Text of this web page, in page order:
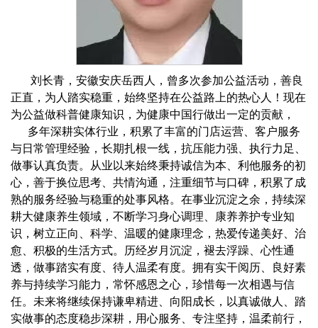
刘长青，安徽安庆岳西人，曾多次参加公益活动，善良
正直，为人踏实稳重，始终坚持在公益路上的热心人！现在
为公益做科普健康知识，为健康中国行做出一定的贡献，
多年深耕实体行业，积累了丰富的门店运营、客户服务
与日常管理经验，长期扎根一线，抗压能力强、执行力足、
做事认真负责。从业以来始终秉持诚信为本、利他服务的初
心，善于换位思考、共情沟通，注重细节与口碑，积累了成
熟的服务经验与稳重的处事风格。在事业沉淀之余，持续深
耕大健康养生领域，不断学习身心调理、康养养护专业知
识，树立正向、科学、温暖的健康理念，热爱传递美好、治
愈、积极的生活方式。历经岁月沉淀，褪去浮躁、心性通
透，做事踏实有度、待人温柔有度。拥有实干阅历、良好素
养与持续学习能力，常怀感恩之心，珍惜每一次相遇与信
任。未来将继续保持谦卑精进、向阳成长，以真诚做人、踏
实做事的态度稳步深耕，用心服务、专注坚持，温柔前行，